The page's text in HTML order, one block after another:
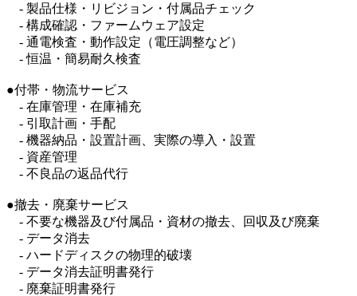
- 製品仕様・リビジョン・付属品チェック
- 構成確認・ファームウェア設定
- 通電検査・動作設定（電圧調整など）
- 恒温・簡易耐久検査
●付帯・物流サービス
- 在庫管理・在庫補充
- 引取計画・手配
- 機器納品・設置計画、実際の導入・設置
- 資産管理
- 不良品の返品代行
●撤去・廃棄サービス
- 不要な機器及び付属品・資材の撤去、回収及び廃棄
- データ消去
- ハードディスクの物理的破壊
- データ消去証明書発行
- 廃棄証明書発行